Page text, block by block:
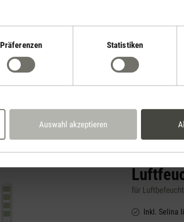
Präferenzen Statistiken
Auswahl akzeptieren
Sam CHF 110.00
für
Inkl. Selina